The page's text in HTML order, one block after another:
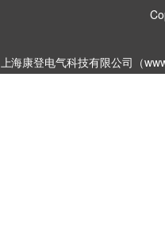
上海康登电气科技有限公司（